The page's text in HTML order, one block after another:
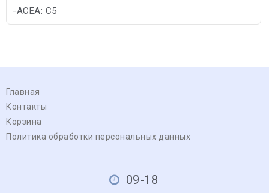
-ACEA: C5
Главная
Контакты
Корзина
Политика обработки персональных данных
09-18